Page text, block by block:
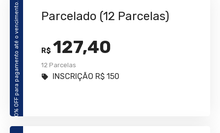
10% OFF para pagamento até o vencimento. Parcelado (12 Parcelas)
R$ 127,40
12 Parcelas
INSCRIÇÃO R$ 150